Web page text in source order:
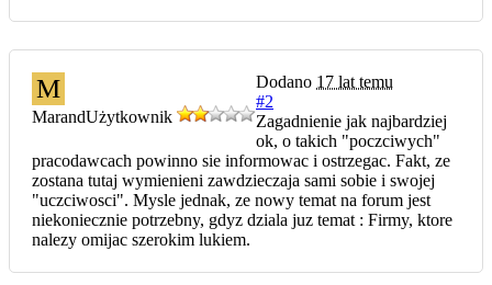
M
MarandUżytkownik
Dodano 17 lat temu
#2
Zagadnienie jak najbardziej
ok, o takich "poczciwych"
pracodawcach powinno sie informowac i ostrzegac. Fakt, ze
zostana tutaj wymienieni zawdzieczaja sami sobie i swojej
"uczciwosci". Mysle jednak, ze nowy temat na forum jest
niekoniecznie potrzebny, gdyz dziala juz temat : Firmy, ktore
nalezy omijac szerokim lukiem.